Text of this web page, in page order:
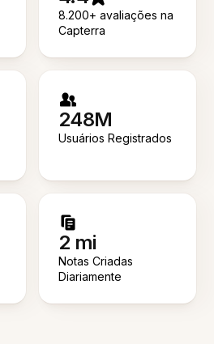
8.200+ avaliações na
Capterra
248M
Usuários Registrados
2 mi
Notas Criadas
Diariamente